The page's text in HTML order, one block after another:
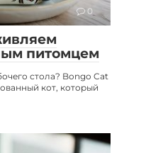
0
питомцем
стола? Bongo Cat
кот, который